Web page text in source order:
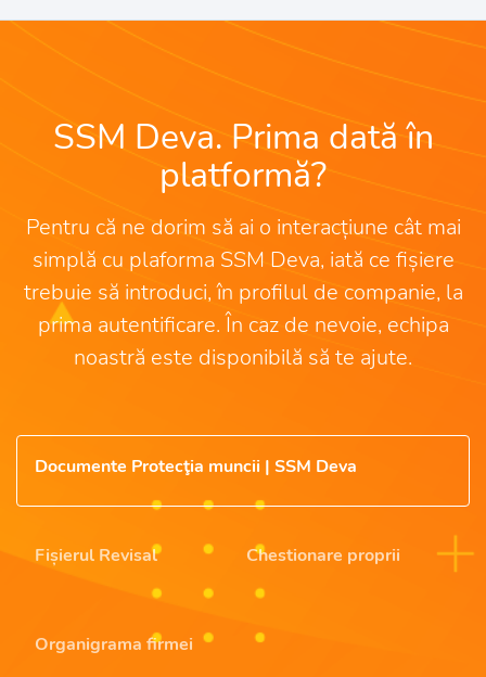
SSM Deva. Prima dată în
platformă?
Pentru că ne dorim să ai o interacțiune cât mai
simplă cu plaforma SSM Deva, iată ce fișiere
trebuie să introduci, în profilul de companie, la
prima autentificare. În caz de nevoie, echipa
noastră este disponibilă să te ajute.
Documente Protecţia muncii | SSM Deva
Fișierul Revisal Chestionare proprii
Organigrama firmei